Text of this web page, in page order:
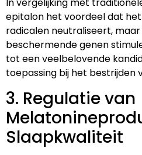
In vergelijking met
epitalon het voordeel dat
radicalen neutraliseert,
beschermende genen
tot een veelbelovende
toepassing bij het bestrijden
3. Regulatie van
Slaapkwaliteit